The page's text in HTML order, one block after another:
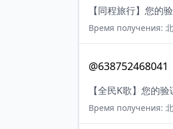
【同程旅行】您的
Время получения:
@638752468041
【全民K歌】您的
Время получения: